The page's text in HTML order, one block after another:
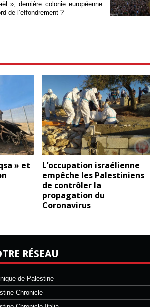
», dernière colonie européenne
de l’effondrement ?
» et
L’occupation israélienne
empêche les Palestiniens
de contrôler la
propagation du
Coronavirus
RÉSEAU
de Palestine
Chronicle